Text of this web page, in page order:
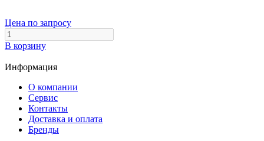
Цена по запросу
В корзину
Информация
О компании
Сервис
Контакты
Доставка и оплата
Бренды